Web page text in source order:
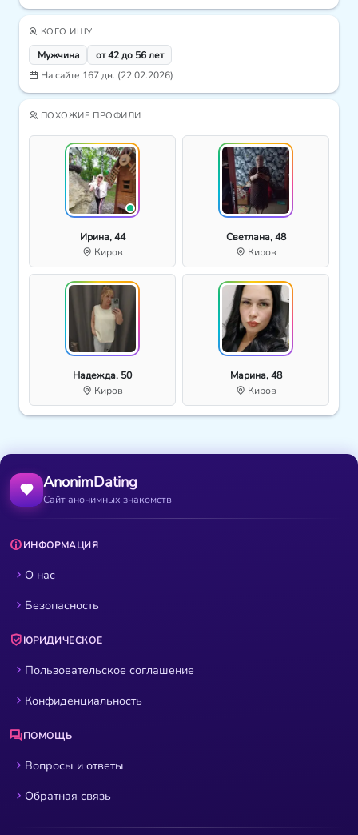
КОГО ИЩУ
Мужчина
от 42 до 56 лет
На сайте 167 дн. (22.02.2026)
ПОХОЖИЕ ПРОФИЛИ
Ирина, 44
Киров
Светлана, 48
Киров
Надежда, 50
Киров
Марина, 48
Киров
AnonimDating
Сайт анонимных знакомств
ИНФОРМАЦИЯ
О нас
Безопасность
ЮРИДИЧЕСКОЕ
Пользовательское соглашение
Конфиденциальность
ПОМОЩЬ
Вопросы и ответы
Обратная связь